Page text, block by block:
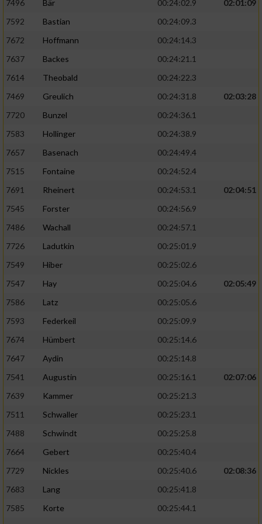
7496 Bär 00:24:02.9
02:01:09
7592
Bastian
00:24:09.3
7672
Hoffmann
00:24:14.3
7637
Backes
00:24:21.1
7614
Theobald
00:24:22.3
7469
Greulich 00:24:31.8
02:03:28
7720
Bunzel
00:24:36.1
7583
Hollinger
00:24:38.9
7657
Basenach
00:24:49.4
7515
Fontaine
00:24:52.4
7691
Rheinert 00:24:53.1
02:04:51
7545
Forster
00:24:56.9
7486
Wachall
00:24:57.1
7726
Ladutkin
00:25:01.9
7549
Hiber
00:25:02.6
7547
Hay 00:25:04.6
02:05:49
7586
Latz
00:25:05.6
7593
Federkeil
00:25:09.9
7674
Hümbert
00:25:14.6
7647
Aydin
00:25:14.8
7541
Augustin 00:25:16.1
02:07:06
7639
Kammer
00:25:21.3
7511
Schwaller
00:25:23.1
7488
Schwindt
00:25:25.8
7664
Gebert
00:25:40.4
7729
Nickles 00:25:40.6
02:08:36
7683
Lang
00:25:41.8
7585
Korte
00:25:44.1